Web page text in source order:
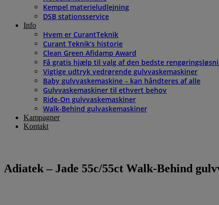
Kempel materieludlejning
DSB stationsservice
Info
Hvem er CurantTeknik
Curant Teknik’s historie
Clean Green Afidamp Award
Få gratis hjælp til valg af den bedste
Vigtige udtryk vedrørende gulvvaskemaskiner
Baby gulvvaskemaskine – kan håndteres af alle
Gulvvaskemaskiner til ethvert behov
Ride-On gulvvaskemaskiner
Walk-Behind gulvaskemaskiner
Kampagner
Kontakt
Adiatek – Jade 55c/55ct Walk-Behind